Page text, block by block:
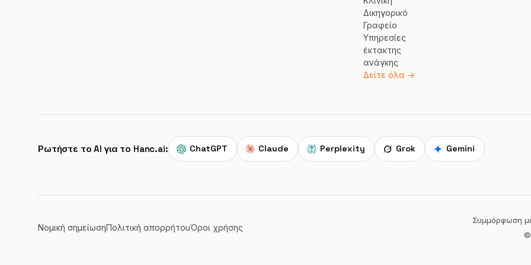
Δικηγορικό
Γραφείο
Υπηρεσίες
έκτακτης
ανάγκης
Δείτε όλα →
Ρωτήστε το AI για το Hanc.ai: ChatGPT Claude Perplexity Grok Gemini
Νομική σημείωσηΠολιτική απορρήτουΌροι χρήσης
Συμμόρφωση
©